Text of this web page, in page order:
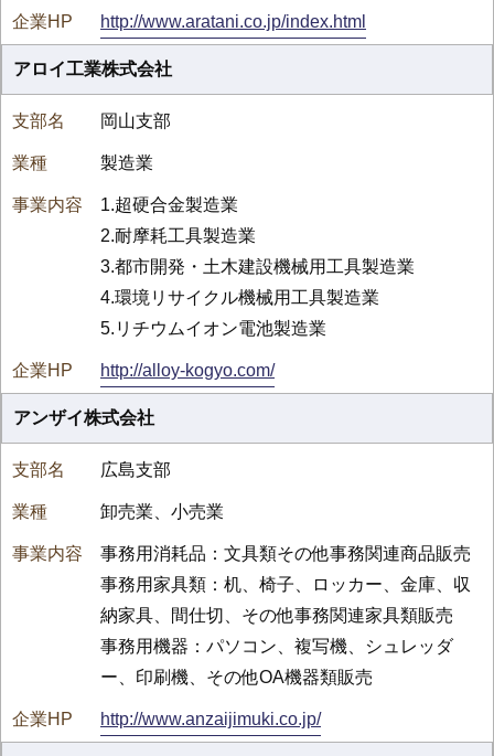
http://www.aratani.co.jp/index.html
アロイ工業株式会社
岡山支部
製造業
1.超硬合金製造業
2.耐摩耗工具製造業
3.都市開発・土木建設機械用工具製造業
4.環境リサイクル機械用工具製造業
5.リチウムイオン電池製造業
http://alloy-kogyo.com/
アンザイ株式会社
広島支部
卸売業、小売業
事務用消耗品：文具類その他事務関連商品販売
事務用家具類：机、椅子、ロッカー、金庫、収
納家具、間仕切、その他事務関連家具類販売
事務用機器：パソコン、複写機、シュレッダ
ー、印刷機、その他OA機器類販売
http://www.anzaijimuki.co.jp/